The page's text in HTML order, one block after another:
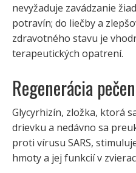
nevyžaduje zavádzanie
potravín; do liečby a
zdravotného stavu je
terapeutických opatrení.
Regenerácia
Glycyrhizín, zložka, ktorá
drievku a nedávno sa
proti vírusu SARS,
hmoty a jej funkcií v